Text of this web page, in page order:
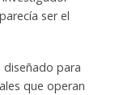
ser el
para
que operan